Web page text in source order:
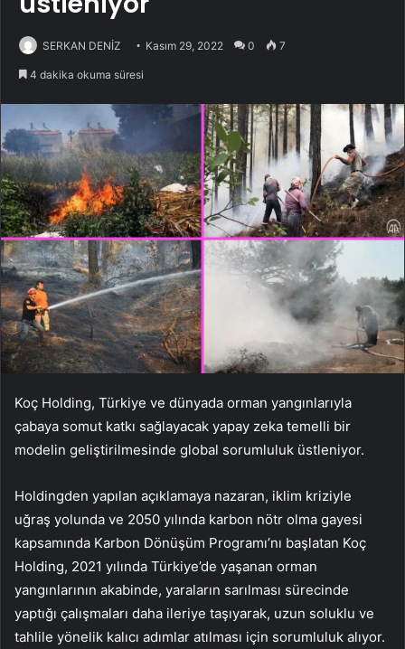
SERKAN DENİZ Kasım 29, 2022 0 7
4 dakika okuma süresi
Koç Holding, Türkiye ve dünyada orman yangınlarıyla
çabaya somut katkı sağlayacak yapay zeka temelli bir
modelin geliştirilmesinde global sorumluluk üstleniyor.
Holdingden yapılan açıklamaya nazaran, iklim kriziyle
uğraş yolunda ve 2050 yılında karbon nötr olma gayesi
kapsamında Karbon Dönüşüm Programı’nı başlatan Koç
Holding, 2021 yılında Türkiye’de yaşanan orman
yangınlarının akabinde, yaraların sarılması sürecinde
yaptığı çalışmaları daha ileriye taşıyarak, uzun soluklu ve
tahlile yönelik kalıcı adımlar atılması için sorumluluk alıyor.